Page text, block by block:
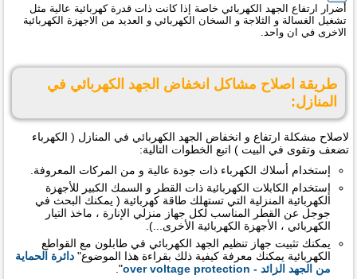
أضرار ارتفاع الجهد الكهربائي خاصة إذا كانت ذات قدرة كهربائية عالية مثل
تشغيل الغسالة و الثلاجة و السخان الكهربائي و العديد من الاجهزة الكهربائية
الاخرى في ان واحد.
طريقة اصلاح مشاكل انخفاض الجهد الكهربائي في
المنازل:
لاصلاح مشكلة ارتفاع و انخفاض الجهد الكهربائي في المنازل ( الكهرباء
تضعف وتقوى في البيت ) اتبع الخطوات التالية:
إستخدام أسلاك الكهرباء ذات جودة عالية و من المركات المعروفة.
إستخدام الكابلات الكهربائية ذات القطر و السمك الكبير للأجهزة
الكهربائية المنزلية التي تستهلك طاقة كهربائية ( يمكنك البحث في
جوجل عن القطر المناسب لكل جهاز منزلي الإنارة ، ماخذ التيار
الكهربائي ، الأجهزة الكهربائية الأخرى...).
يمكنك تثبيت جهاز تنظيم الجهد الكهربائي في طابلون مع القواطع
الكهربائية يمكنك معرفة كيفية ذلك بقراءة هذا الموضوع" دائرة الحماية
من الجهد الزائد - over voltage protection
".